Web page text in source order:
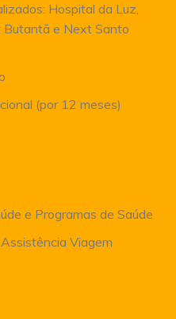
Hospital da Luz,
Butantã e Next Santo
(por 12 meses)
e Programas de Saúde
Viagem